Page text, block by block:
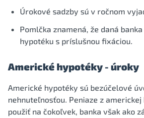
Úrokové sadzby sú v ročnom
Pomlčka znamená, že daná
hypotéku s príslušnou fixáciou.
Americké hypotéky - úroky
Americké hypotéky sú bezúčelové
nehnuteľnosťou. Peniaze z
použiť na čokoľvek, banka však ako